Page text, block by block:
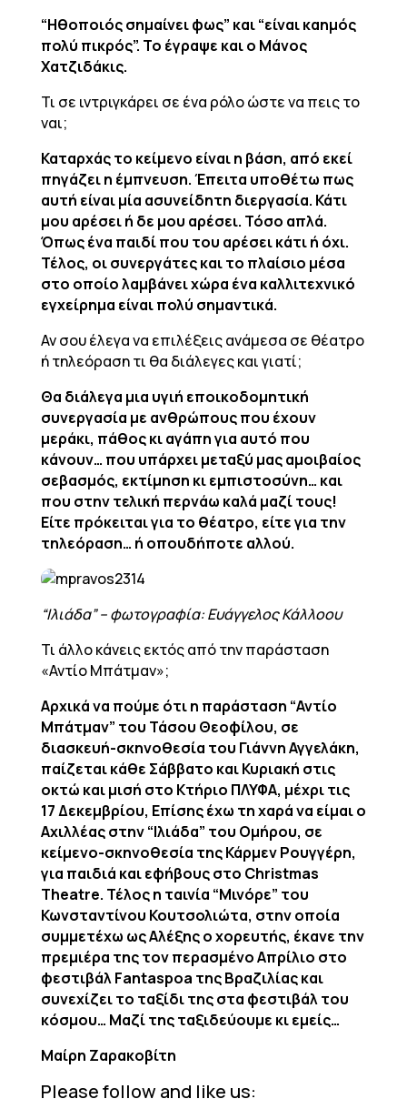
“Ηθοποιός σημαίνει φως” και “είναι καημός
πολύ πικρός”. Το έγραψε και ο Μάνος
Χατζιδάκις.
Τι σε ιντριγκάρει σε ένα ρόλο ώστε να πεις το
ναι;
Καταρχάς το κείμενο είναι η βάση, από εκεί
πηγάζει η έμπνευση. Έπειτα υποθέτω πως
αυτή είναι μία ασυνείδητη διεργασία. Κάτι
μου αρέσει ή δε μου αρέσει. Τόσο απλά.
Όπως ένα παιδί που του αρέσει κάτι ή όχι.
Τέλος, οι συνεργάτες και το πλαίσιο μέσα
στο οποίο λαμβάνει χώρα ένα καλλιτεχνικό
εγχείρημα είναι πολύ σημαντικά.
Αν σου έλεγα να επιλέξεις ανάμεσα σε θέατρο
ή τηλεόραση τι θα διάλεγες και γιατί;
Θα διάλεγα μια υγιή εποικοδομητική
συνεργασία με ανθρώπους που έχουν
μεράκι, πάθος κι αγάπη για αυτό που
κάνουν… που υπάρχει μεταξύ μας αμοιβαίος
σεβασμός, εκτίμηση κι εμπιστοσύνη… και
που στην τελική περνάω καλά μαζί τους!
Είτε πρόκειται για το θέατρο, είτε για την
τηλεόραση… ή οπουδήποτε αλλού.
“Ιλιάδα” – φωτογραφία: Ευάγγελος Κάλλοου
Τι άλλο κάνεις εκτός από την παράσταση
«Αντίο Μπάτμαν»;
Αρχικά να πούμε ότι η παράσταση “Αντίο
Μπάτμαν” του Τάσου Θεοφίλου, σε
διασκευή-σκηνοθεσία του Γιάννη Αγγελάκη,
παίζεται κάθε Σάββατο και Κυριακή στις
οκτώ και μισή στο Κτήριο ΠΛΥΦΑ, μέχρι τις
17 Δεκεμβρίου, Επίσης έχω τη χαρά να είμαι ο
Αχιλλέας στην “Ιλιάδα” του Ομήρου, σε
κείμενο-σκηνοθεσία της Κάρμεν Ρουγγέρη,
για παιδιά και εφήβους στο Christmas
Theatre. Τέλος η ταινία “Μινόρε” του
Κωνσταντίνου Κουτσολιώτα, στην οποία
συμμετέχω ως Αλέξης ο χορευτής, έκανε την
πρεμιέρα της τον περασμένο Απρίλιο στο
φεστιβάλ Fantaspoa της Βραζιλίας και
συνεχίζει το ταξίδι της στα φεστιβάλ του
κόσμου… Μαζί της ταξιδεύουμε κι εμείς…
Μαίρη Ζαρακοβίτη
Please follow and like us: